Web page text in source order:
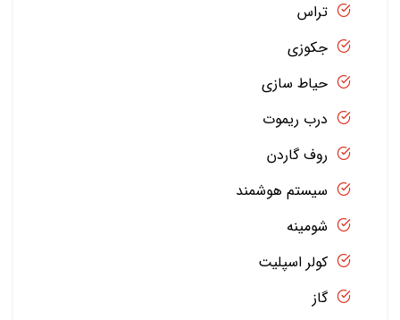
تراس
جکوزی
حیاط سازی
درب ریموت
روف گاردن
سیستم هوشمند
شومینه
کولر اسپلیت
گاز